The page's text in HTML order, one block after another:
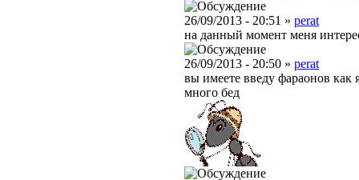
26/09/2013 - 20:51 » perat
на данный момент меня
26/09/2013 - 20:50 » perat
вы имеете введу фараонов как
много бед